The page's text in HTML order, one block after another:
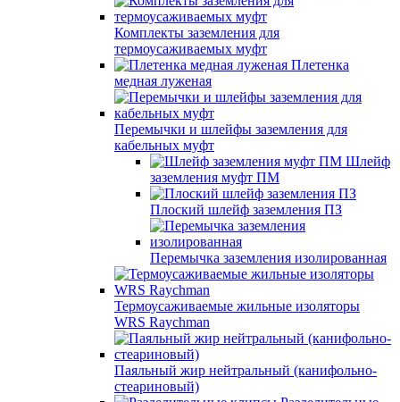
Комплекты заземления для
термоусаживаемых муфт
Плетенка
медная луженая
Перемычки и шлейфы заземления для
кабельных муфт
Шлейф
заземления муфт ПМ
Плоский шлейф заземления ПЗ
Перемычка заземления изолированная
Термоусаживаемые жильные изоляторы
WRS Raychman
Паяльный жир нейтральный (канифольно-
стеариновый)